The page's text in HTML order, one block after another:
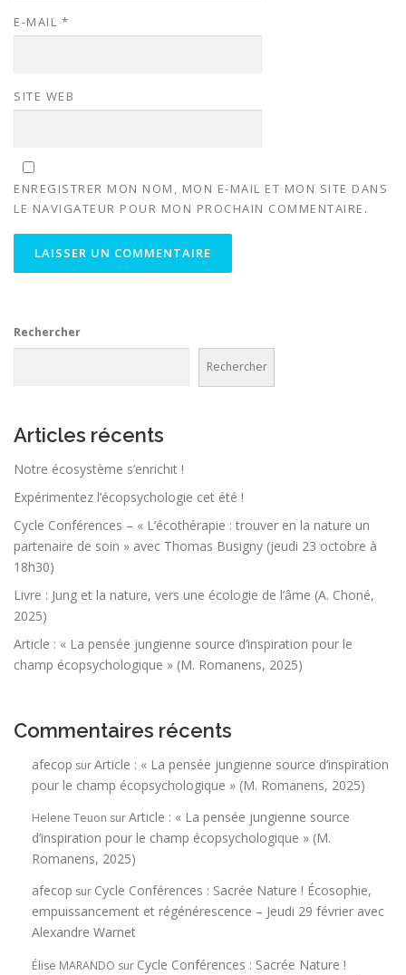
E-MAIL *
SITE WEB
ENREGISTRER MON NOM, MON E-MAIL ET MON SITE DANS
LE NAVIGATEUR POUR MON PROCHAIN COMMENTAIRE.
Rechercher
Rechercher
Articles récents
Notre écosystème s’enrichit !
Expérimentez l’écopsychologie cet été !
Cycle Conférences – « L’écothérapie : trouver en la nature un
partenaire de soin » avec Thomas Busigny (jeudi 23 octobre à
18h30)
Livre : Jung et la nature, vers une écologie de l’âme (A. Choné,
2025)
Article : « La pensée jungienne source d’inspiration pour le
champ écopsychologique » (M. Romanens, 2025)
Commentaires récents
afecop surArticle : « La pensée jungienne source d’inspiration
pour le champ écopsychologique » (M. Romanens, 2025)
Helene Teuon surArticle : « La pensée jungienne source
d’inspiration pour le champ écopsychologique » (M.
Romanens, 2025)
afecop sur Cycle Conférences : Sacrée Nature ! Écosophie,
empuissancement et régénérescence – Jeudi 29 février avec
Alexandre Warnet
Élise MARANDO sur Cycle Conférences : Sacrée Nature !